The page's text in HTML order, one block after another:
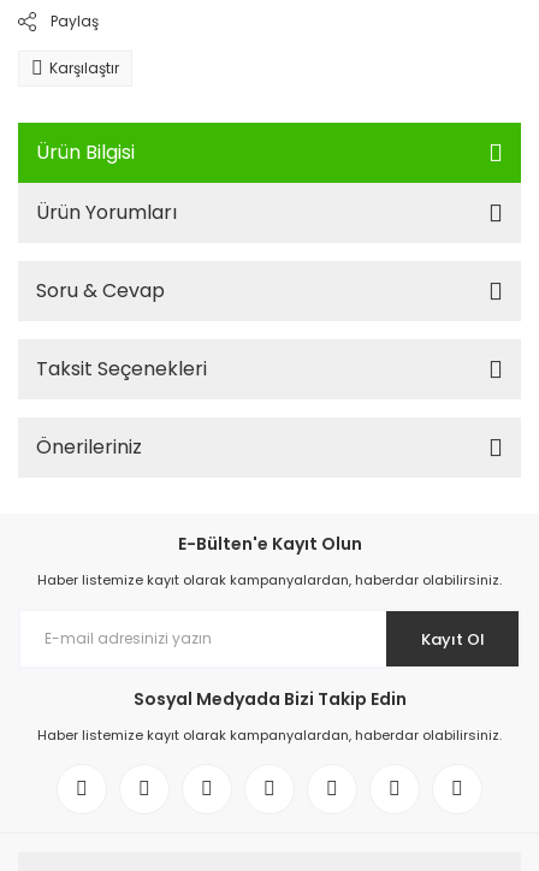
Paylaş
Karşılaştır
Ürün Bilgisi
Ürün Yorumları
Soru & Cevap
Taksit Seçenekleri
Önerileriniz
E-Bülten'e Kayıt Olun
Haber listemize kayıt olarak kampanyalardan, haberdar olabilirsiniz.
Kayıt Ol
Sosyal Medyada Bizi Takip Edin
Haber listemize kayıt olarak kampanyalardan, haberdar olabilirsiniz.